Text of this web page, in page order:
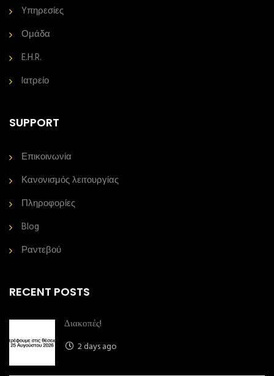
Yπηρεσίες
Ομάδα
E.H.R.
Iατρείο
SUPPORT
Επικοινωνία
Κανονισμός λειτουργίας
Πληροφορίες
Blog
Ραντεβού
RECENT POSTS
Διακοπές!
2 days ago